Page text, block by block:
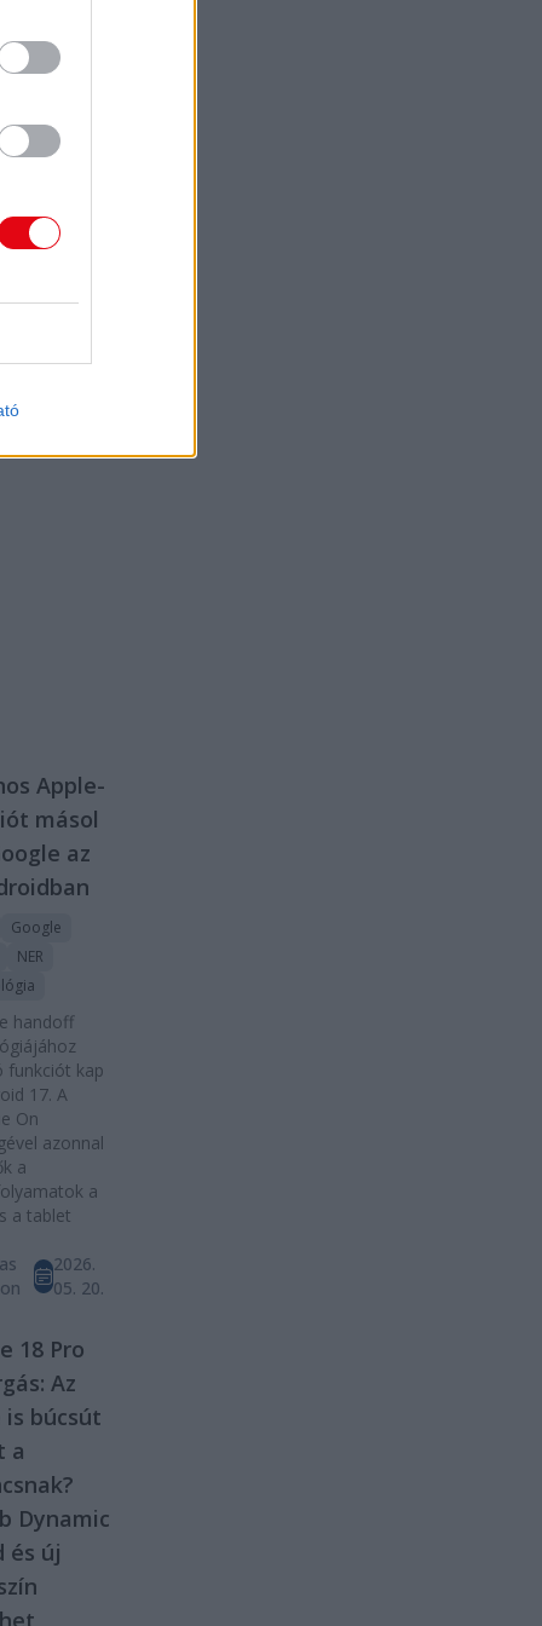
végén
hogy a
és
Az ősszel
Apple-
másol
az
Google
NER
handoff
funkciót kap
17. A
On
azonnal
a
a
a tablet
2026.
05. 20.
18 Pro
Az
is búcsút
a
Dynamic
és új